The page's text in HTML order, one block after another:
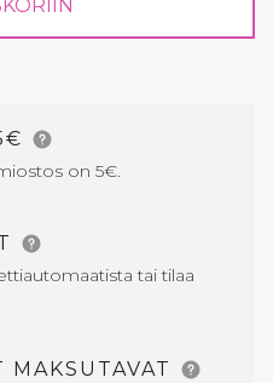
on 5€.
tai tilaa